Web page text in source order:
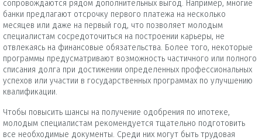
сопровождаются рядом дополнительных выгод. Например, многие
банки предлагают отсрочку первого платежа на несколько
месяцев или даже на первый год, что позволяет молодым
специалистам сосредоточиться на построении карьеры, не
отвлекаясь на финансовые обязательства. Более того, некоторые
программы предусматривают возможность частичного или полного
списания долга при достижении определенных профессиональных
успехов или участии в государственных программах по улучшению
квалификации.
Чтобы повысить шансы на получение одобрения по ипотеке,
молодым специалистам рекомендуется тщательно подготовить
все необходимые документы. Среди них могут быть трудовая